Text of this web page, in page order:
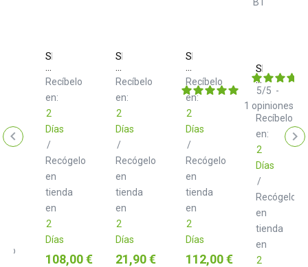
Skum
Acoustics
Jafra
Recíbelo
en:
2
Días
/
Recógelo
en
tienda
en
2
Días
Precio
108,00 €
Skum
Acoustics
Moln
G
Recíbelo
en:
2
Días
/
Recógelo
en
tienda
en
2
Días
Precio
21,90 €
Skum
Acoustics
Vaxel
Recíbelo
en:
2
Días
/
Recógelo
en
tienda
en
2
Días
Precio
112,00 €
Skum
Acoustics
Havsvag
BT
Recíbelo
en:
2
Días
/
Recógelo
en
tienda
en
2
5/5 -
1 opiniones